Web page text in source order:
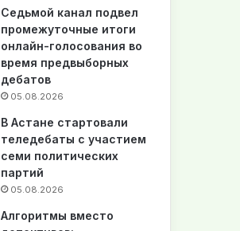
Седьмой канал подвел
промежуточные итоги
онлайн-голосования во
время предвыборных
дебатов
05.08.2026
В Астане стартовали
теледебаты с участием
семи политических
партий
05.08.2026
Алгоритмы вместо